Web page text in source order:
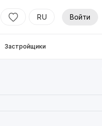
RU Войти
Застройщики